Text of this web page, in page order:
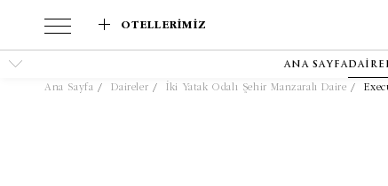
OTELLERIMIZ
ANA SAYFA
Ana Sayfa Daireler İki Yatak Odalı Şehir Manzaralı Daire